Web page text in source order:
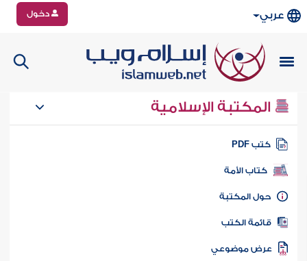
عربي دخول
المكتبة الإسلامية
كتب PDF
كتاب الأمة
المكتبة
الكتب